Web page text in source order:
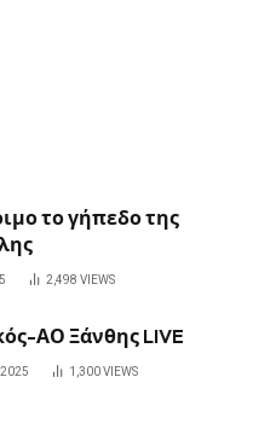
το γήπεδο της
2,498 VIEWS
ΑΟ Ξάνθης LIVE
1,300VIEWS